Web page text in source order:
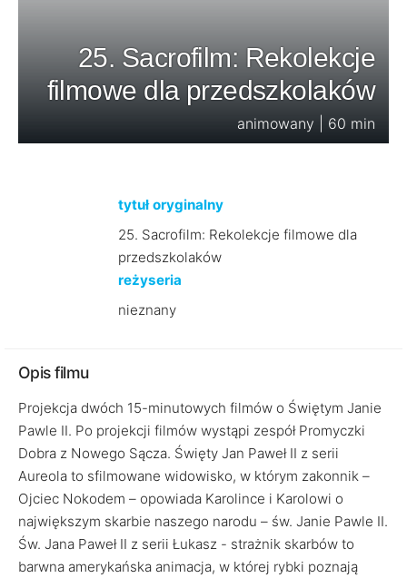
25. Sacrofilm: Rekolekcje
filmowe dla przedszkolaków
animowany | 60 min
tytuł oryginalny
25. Sacrofilm: Rekolekcje filmowe dla
przedszkolaków
reżyseria
nieznany
Opis filmu
Projekcja dwóch 15-minutowych filmów o Świętym Janie
Pawle II. Po projekcji filmów wystąpi zespół Promyczki
Dobra z Nowego Sącza. Święty Jan Paweł II z serii
Aureola to sfilmowane widowisko, w którym zakonnik –
Ojciec Nokodem – opowiada Karolince i Karolowi o
największym skarbie naszego narodu – św. Janie Pawle II.
Św. Jana Paweł II z serii Łukasz - strażnik skarbów to
barwna amerykańska animacja, w której rybki poznają